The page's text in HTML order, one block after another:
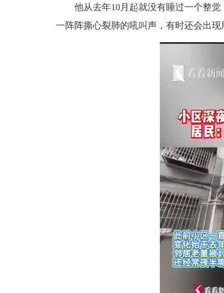
他从去年10月起就没有睡过一个整觉
一阵阵撕心裂肺的吼叫声，有时还会出现